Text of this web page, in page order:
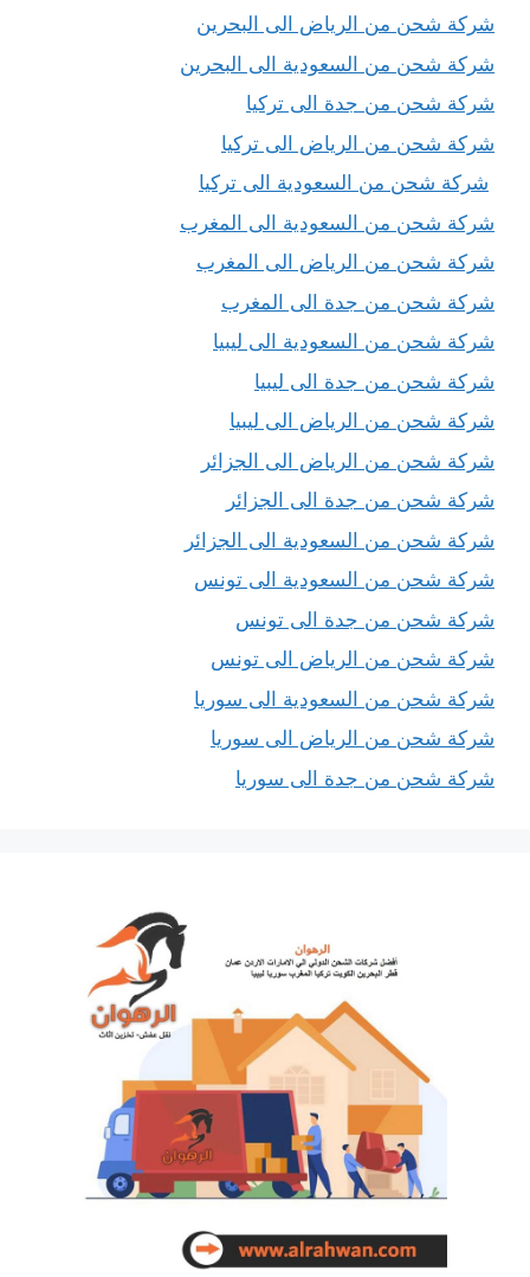
شركة شحن من الرياض الى البحرين
شركة شحن من السعودية الى البحرين
شركة شحن من جدة الى تركيا
شركة شحن من الرياض الى تركيا
شركة شحن من السعودية الى تركيا
شركة شحن من السعودية الى المغرب
شركة شحن من الرياض الى المغرب
شركة شحن من جدة الى المغرب
شركة شحن من السعودية الى ليبيا
شركة شحن من جدة الى ليبيا
شركة شحن من الرياض الى ليبيا
شركة شحن من الرياض الى الجزائر
شركة شحن من جدة الى الجزائر
شركة شحن من السعودية الى الجزائر
شركة شحن من السعودية الى تونس
شركة شحن من جدة الى تونس
شركة شحن من الرياض الى تونس
شركة شحن من السعودية الى سوريا
شركة شحن من الرياض الى سوريا
شركة شحن من جدة الى سوريا